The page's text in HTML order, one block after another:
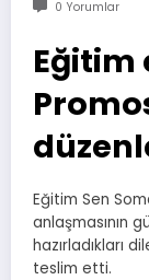
0 Yorumlar
Eğitim
Eğitim Sen
anlaşmasının
hazırladıkları
teslim etti.